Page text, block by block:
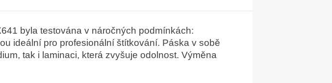
byla testována v náročných podmínkách:
ideální pro profesionální štítkování. Páska v sobě
tak i laminaci, která zvyšuje odolnost. Výměna